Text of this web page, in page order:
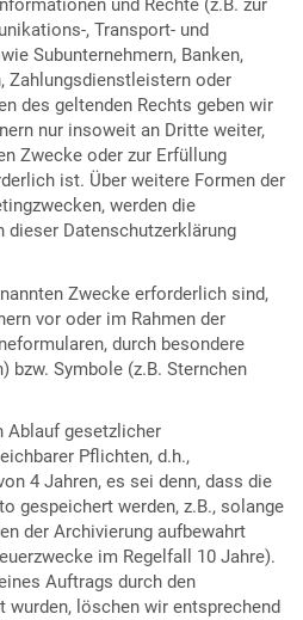
und Rechte (z.B. zur
, Transport- und
Subunternehmern, Banken,
Zahlungsdienstleistern oder
des geltenden Rechts geben wir
nur insoweit an Dritte weiter,
Zwecke oder zur Erfüllung
ist. Über weitere Formen der
werden die
dieser Datenschutzerklärung
Zwecke erforderlich sind,
vor oder im Rahmen der
durch besondere
bzw. Symbole (z.B. Sternchen
Ablauf gesetzlicher
Pflichten, d.h.,
4 Jahren, es sei denn, dass die
gespeichert werden, z.B., solange
der Archivierung aufbewahrt
im Regelfall 10 Jahre).
Auftrags durch den
wurden, löschen wir entsprechend